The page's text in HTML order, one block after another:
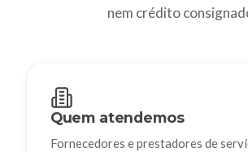
nem crédito
Quem atendemos
Fornecedores e prestadores de